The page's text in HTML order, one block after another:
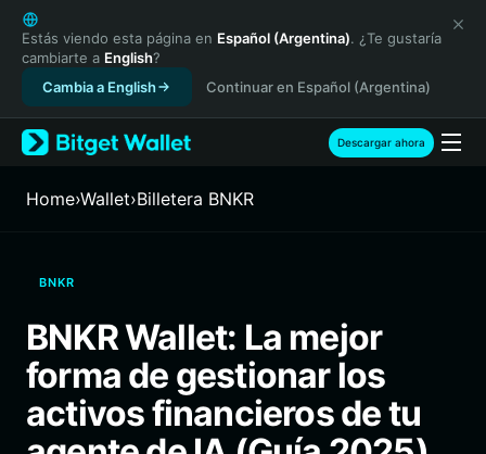
English
日本語
Tiếng Việt
Русский
Español (Latinoamérica)
Türkçe
Français
繁體中文
Bahasa Indonesia
ภาษาไทย
हिन्दी
Español
Estás viendo esta página en Español (Argentina). ¿Te gustaría
cambiarte a English?
Cambia a English
Continuar en Español (Argentina)
Descargar ahora
Home›Wallet›Billetera BNKR
BNKR
BNKR Wallet: La mejor
forma de gestionar los
activos financieros de tu